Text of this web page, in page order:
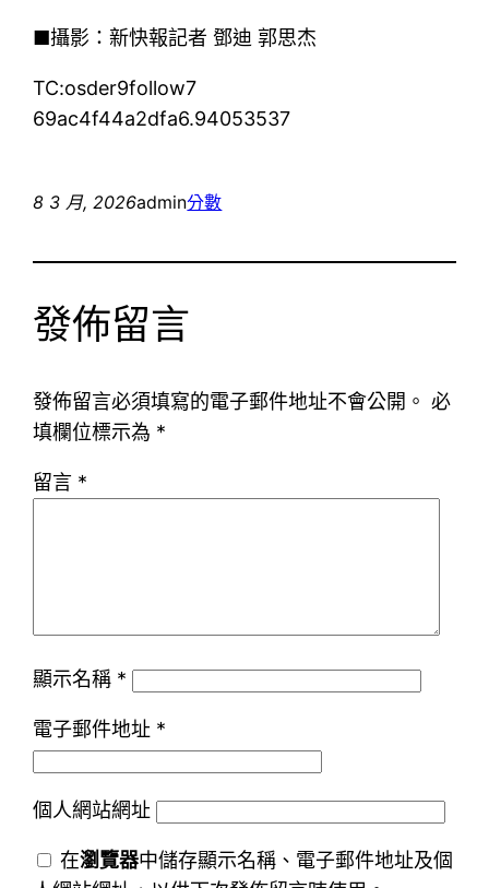
■攝影：新快報記者 鄧迪 郭思杰
TC:osder9follow7
69ac4f44a2dfa6.94053537
8 3 月, 2026admin分數
發佈留言
發佈留言必須填寫的電子郵件地址不會公開。 必
填欄位標示為 *
留言 *
顯示名稱 *
電子郵件地址 *
個人網站網址
在瀏覽器中儲存顯示名稱、電子郵件地址及個